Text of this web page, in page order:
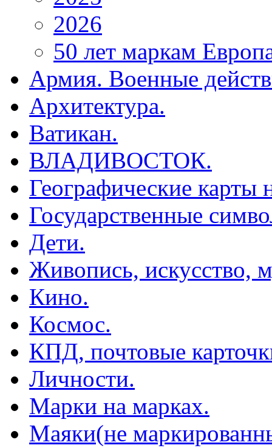
2026
50 лет маркам
Армия. Военные
Архитектура.
Ватикан.
ВЛАДИВОСТОК.
Географические карты
Государственные
Дети.
Живопись, искусство,
Кино.
Космос.
КПД, почтовые
Личности.
Марки на марках.
Маяки(не